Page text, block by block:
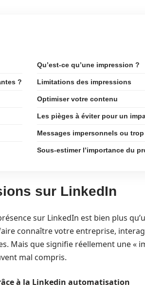
Qu’est-ce qu’une impression ?
? Limitations des impressions
Optimiser votre contenu
Les pièges à éviter pour un
Messages impersonnels ou
Sous-estimer l’importance du
sur LinkedIn
sur LinkedIn est bien plus
connaître votre entreprise,
Mais que signifie réellement une «
mal compris.
à la Linkedin automatisation